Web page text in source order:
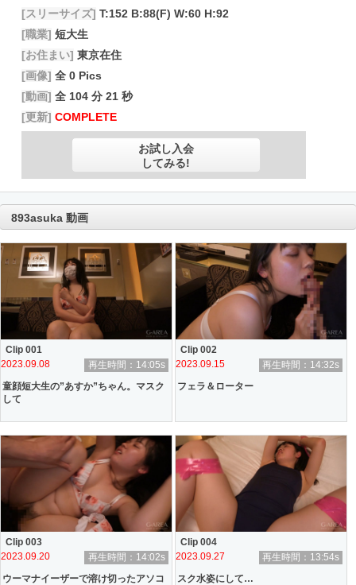
[スリーサイズ] T:152 B:88(F) W:60 H:92
[職業] 短大生
[お住まい] 東京在住
[画像] 全 0 Pics
[動画] 全 104 分 21 秒
[更新] COMPLETE
お試し入会
してみる!
893asuka 動画
Clip 001
2023.09.08
再生時間：14:05s
童顔短大生の”あすか”ちゃん。マスク
して
Clip 002
2023.09.15
再生時間：14:32s
フェラ＆ローター
Clip 003
2023.09.20
再生時間：14:02s
ウーマナイーザーで溶け切ったアソコ
Clip 004
2023.09.27
再生時間：13:54s
スク水姿にして…